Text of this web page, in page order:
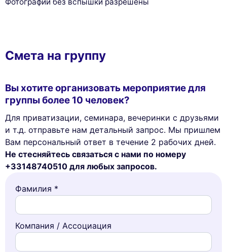
Смета на группу
Вы хотите организовать мероприятие для
группы более 10 человек?
Для приватизации, семинара, вечеринки с друзьями
и т.д. отправьте нам детальный запрос. Мы пришлем
Вам персональный ответ в течение 2 рабочих дней.
Не стесняйтесь связаться с нами по номеру
+33148740510 для любых запросов.
Фамилия *
Компания / Ассоциация